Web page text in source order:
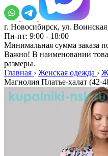
г. Новосибирск, ул.
Пн-пт: 9:00 - 18:00
Минимальная сумма заказа
Важно! В наименовании
размеры.
Главная › Женская одежда ›
Магнолия Платье-халат (42-